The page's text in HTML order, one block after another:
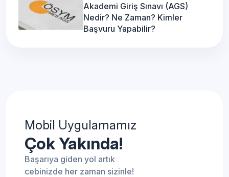
Akademi Giriş Sınavı (AGS)
Nedir? Ne Zaman? Kimler
Başvuru Yapabilir?
Mobil Uygulamamız
Çok Yakında!
Başarıya giden yol artık
cebinizde her zaman sizinle!